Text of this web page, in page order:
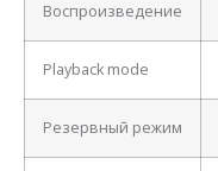
Воспроизведение
Playback mode
Резервный режим